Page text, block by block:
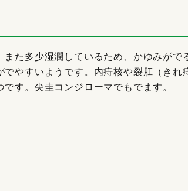
た多少湿潤しているため、かゆみがで
やすいようです。内痔核や裂肛（きれ
す。尖圭コンジローマでもでます。